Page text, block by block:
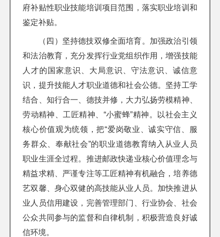
府补贴性职业技能培训项目范围，落实职业培训和
鉴定补贴。
（四）坚持德技双修全面培育。加强政治引领
和法治教育，充分发挥行业党组织作用，增强技能
人才的国家意识、大局意识、守法意识、诚信意
识，提升技能人才职业道德和社会公德。坚持工学
结合、知行合一、德技并修，大力弘扬劳模精神、
劳动精神、工匠精神、“小蜜蜂”精神。以社会主义
核心价值观为统领，把“爱岗敬业、诚实守信、服
务群众、奉献社会”的职业道德教育纳入从业人员
职业生涯全过程。推进邮政快递业核心价值理念与
精益求精、严谨专注等工匠精神有机融合，培养德
艺双馨、身心双健的高技能从业人员。加快推进从
业人员信用建设，完善管理部门、行业协会、社会
公众共同参与的监督和自律机制，积极营造良好诚
信环境。